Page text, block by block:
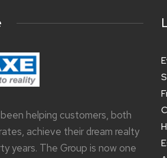
helping customers, both
achieve their dream realty
years. The Group is now one